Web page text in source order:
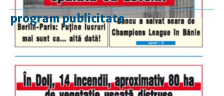
program publicitate
luni-vineri
9.00 - 17.00
duminică
9.00 - 12.00